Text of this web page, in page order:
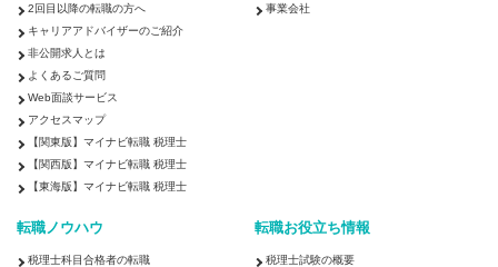
2回目以降の転職の方へ
キャリアアドバイザーのご紹介
非公開求人とは
よくあるご質問
Web面談サービス
アクセスマップ
【関東版】マイナビ転職 税理士
【関西版】マイナビ転職 税理士
【東海版】マイナビ転職 税理士
事業会社
転職ノウハウ
税理士科目合格者の転職
転職お役立ち情報
税理士試験の概要